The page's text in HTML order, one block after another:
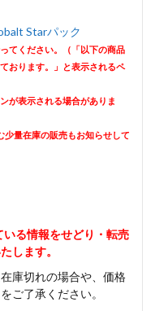
Starパック
てください。（「以下の商品
おります。」と表示されるペ
が表示される場合がありま
量在庫の販売もお知らせして
る情報をせどり・転売
します。
庫切れの場合や、価格
ご了承ください。